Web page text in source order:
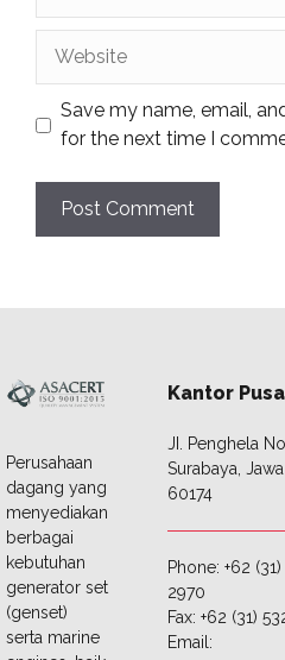
Save my name, email,
for the next time I
Perusahaan
dagang yang
menyediakan
berbagai
kebutuhan
generator set
(genset)
serta marine
Kantor
JI. Penghela
Surabaya,
60174
Phone: +62 (31)
2970
Fax: +62 (31)
Email: